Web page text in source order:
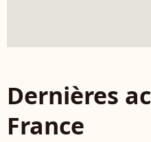
Dernières
France